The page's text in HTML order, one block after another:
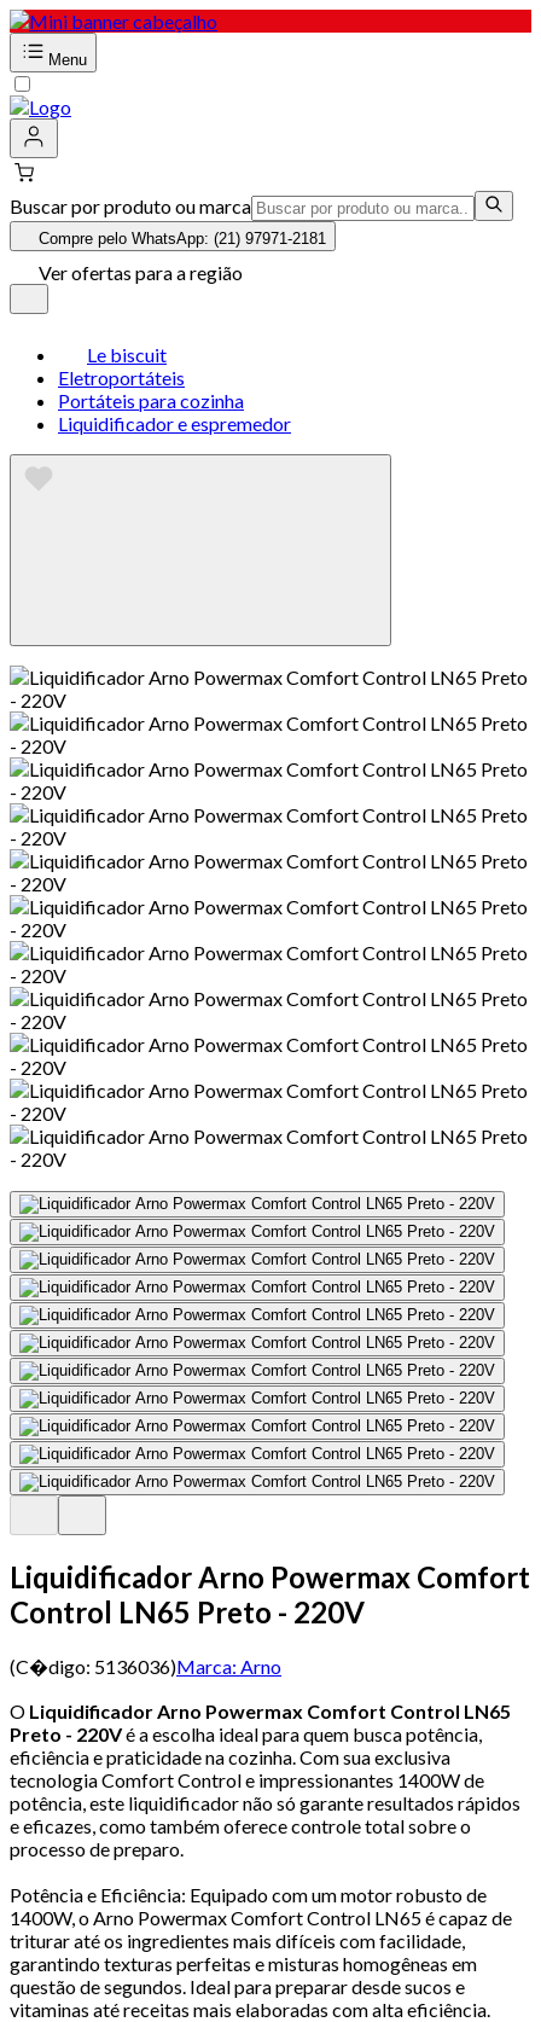
Menu
Buscar por produto ou marca
Compre pelo WhatsApp: (21) 97971-2181
Ver ofertas para a região
Le biscuit
Eletroportáteis
Portáteis para cozinha
Liquidificador e espremedor
Liquidificador Arno Powermax Comfort
Control LN65 Preto - 220V
(C�digo: 5136036)Marca: Arno
O Liquidificador Arno Powermax Comfort Control LN65
Preto - 220Vé a escolha ideal para quem busca potência,
eficiência e praticidade na cozinha. Com sua exclusiva
tecnologia Comfort Control e impressionantes 1400W de
potência, este liquidificador não só garante resultados rápidos
e eficazes, como também oferece controle total sobre o
processo de preparo.
Potência e Eficiência: Equipado com um motor robusto de
1400W, o Arno Powermax Comfort Control LN65 é capaz de
triturar até os ingredientes mais difíceis com facilidade,
garantindo texturas perfeitas e misturas homogêneas em
questão de segundos. Ideal para preparar desde sucos e
vitaminas até receitas mais elaboradas com alta eficiência.